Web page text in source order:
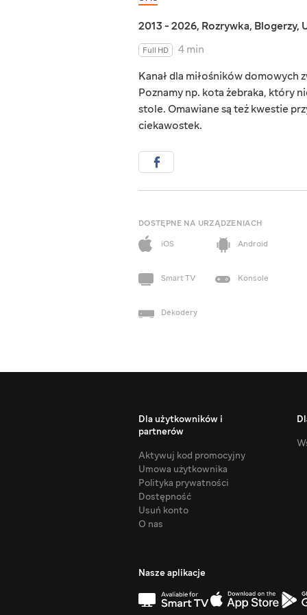
2013 - 2026, Rozrywka, Blogerzy,
Full HD
4 min
Kanał dla miłośników domowych
Poznamy np. kota żebraka, który
stole. Omawiane są też kwestie
ciekawostek.
DOSTĘPNE NA URZĄDZENIACH
iOS
Android
Smart TV Konsole
Dekodery
Dla użytkowników i
partnerów
Aktywuj kod promocyjny
Umowa użytkownika
Polityka prywatności
Dostępność
Usuń konto
O nas
Nasze aplikacje